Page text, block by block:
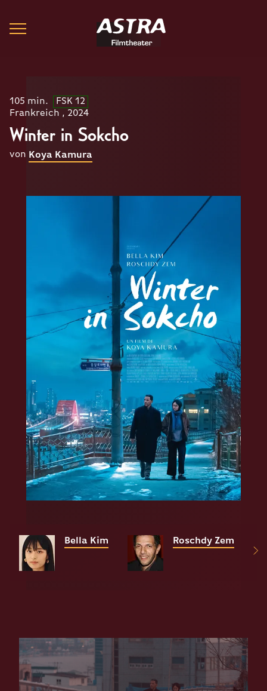
105 min.
FSK 12
Frankreich , 2024
Winter in Sokcho
von Koya Kamura
Bella Kim Roschdy Zem